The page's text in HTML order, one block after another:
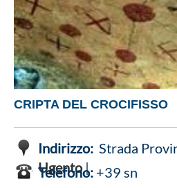
CRIPTA DEL CROCIFISSO
Indirizzo: Strada
Ugento|
Telefono: +39 sn